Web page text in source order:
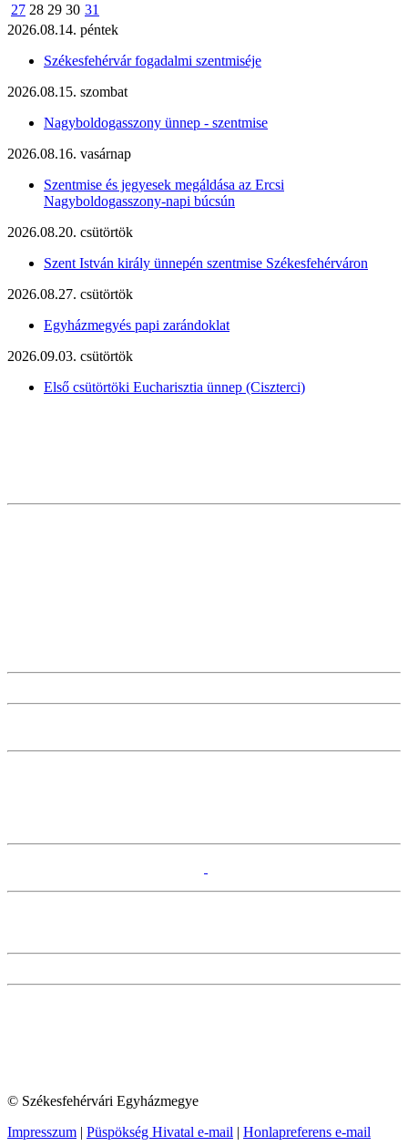
27 28 29 30 31
2026.08.14. péntek
Székesfehérvár fogadalmi szentmiséje
2026.08.15. szombat
Nagyboldogasszony ünnep - szentmise
2026.08.16. vasárnap
Szentmise és jegyesek megáldása az Ercsi
Nagyboldogasszony-napi búcsún
2026.08.20. csütörtök
Szent István király ünnepén szentmise Székesfehérváron
2026.08.27. csütörtök
Egyházmegyés papi zarándoklat
2026.09.03. csütörtök
Első csütörtöki Eucharisztia ünnep (Ciszterci)
© Székesfehérvári Egyházmegye
Impresszum | Püspökség Hivatal e-mail | Honlapreferens e-mail